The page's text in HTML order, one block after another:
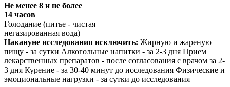
Не менее 8 и не более
14 часов
Голодание (питье - чистая
негазированная вода)
Накануне исследования исключить: Жирную и жареную
пищу - за сутки Алкогольные напитки - за 2-3 дня Прием
лекарственных препаратов - после согласования с врачом за 2-
3 дня Курение - за 30-40 минут до исследования Физические и
эмоциональные нагрузки - за сутки до исследования